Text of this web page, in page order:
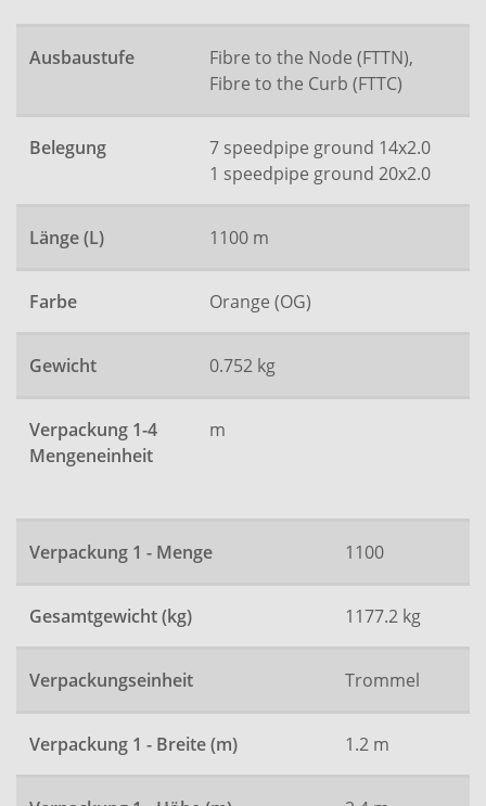
Ausbaustufe
Fibre to the Node (FTTN),
Fibre to the Curb (FTTC)
Belegung
7 speedpipe ground 14x2.0
1 speedpipe ground 20x2.0
Länge (L) 1100 m
Farbe Orange (OG)
Gewicht 0.752 kg
Verpackung 1-4
Mengeneinheit
m
Verpackung 1 - Menge 1100
Gesamtgewicht (kg) 1177.2 kg
Verpackungseinheit Trommel
Verpackung 1 - Breite (m) 1.2 m